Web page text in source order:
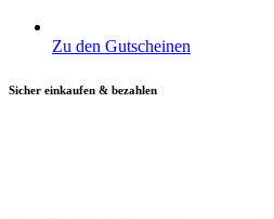
Zu den Gutscheinen
Sicher einkaufen & bezahlen